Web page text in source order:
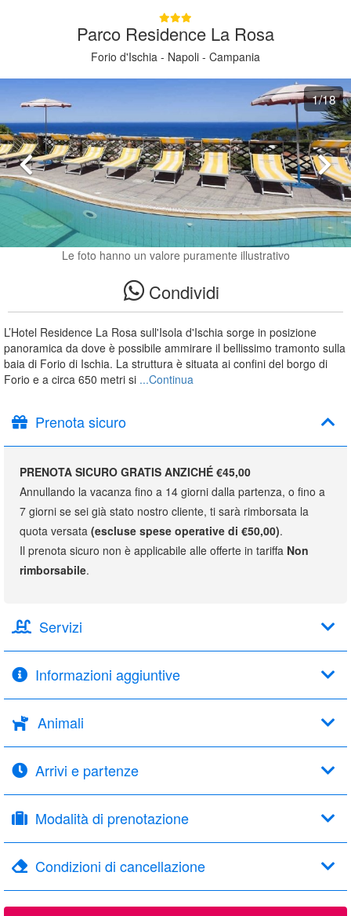
Parco Residence La Rosa
Forio d'Ischia - Napoli - Campania
1/18
Le foto hanno un valore puramente illustrativo
Condividi
L’Hotel Residence La Rosa sull'Isola d'Ischia sorge in posizione
panoramica da dove è possibile ammirare il bellissimo tramonto sulla
baia di Forio di Ischia. La struttura è situata ai confini del borgo di
Forio e a circa 650 metri si ...Continua
Prenota sicuro
PRENOTA SICURO GRATIS ANZICHÉ €45,00
Annullando la vacanza fino a 14 giorni dalla partenza, o fino a
7 giorni se sei già stato nostro cliente, ti sarà rimborsata la
quota versata (escluse spese operative di €50,00).
Il prenota sicuro non è applicabile alle offerte in tariffa Non
rimborsabile.
Servizi
Informazioni aggiuntive
Animali
Arrivi e partenze
Modalità di prenotazione
Condizioni di cancellazione